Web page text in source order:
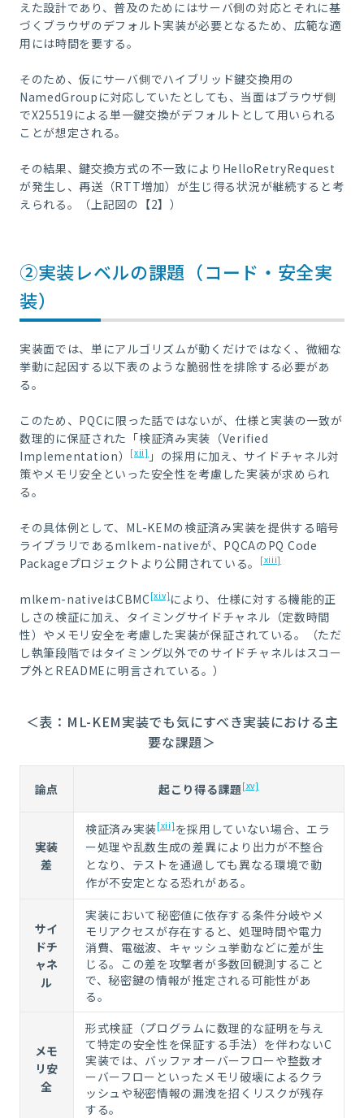
えた設計であり、普及のためにはサーバ側の対応とそれに基
づくブラウザのデフォルト実装が必要となるため、広範な適
用には時間を要する。
そのため、仮にサーバ側でハイブリッド鍵交換用の
NamedGroupに対応していたとしても、当面はブラウザ側
でX25519による単一鍵交換がデフォルトとして用いられる
ことが想定される。
その結果、鍵交換方式の不一致によりHelloRetryRequest
が発生し、再送（RTT増加）が生じ得る状況が継続すると考
えられる。（上記図の【2】）
②実装レベルの課題（コード・安全実
装）
実装面では、単にアルゴリズムが動くだけではなく、微細な
挙動に起因する以下表のような脆弱性を排除する必要があ
る。
このため、PQCに限った話ではないが、仕様と実装の一致が
数理的に保証された「検証済み実装（Verified
Implementation）
[xii]」の採用に加え、サイドチャネル対
策やメモリ安全といった安全性を考慮した実装が求められ
る。
その具体例として、ML-KEMの検証済み実装を提供する暗号
ライブラリであるmlkem-nativeが、PQCAのPQ Code
Packageプロジェクトより公開されている。
[xiii]
mlkem-nativeはCBMC[xiv]により、仕様に対する機能的正
しさの検証に加え、タイミングサイドチャネル（定数時間
性）やメモリ安全を考慮した実装が保証されている。（ただ
し執筆段階ではタイミング以外でのサイドチャネルはスコー
プ外とREADMEに明言されている。）
＜表：ML-KEM実装でも気にすべき実装における主
要な課題＞
論点 起こり得る課題 [xv]
実装
差
検証済み実装[xii]を採用していない場合、エラ
ー処理や乱数生成の差異により出力が不整合
となり、テストを通過しても異なる環境で動
作が不安定となる恐れがある。
サイ
ドチ
ャネ
ル
実装において秘密値に依存する条件分岐やメ
モリアクセスが存在すると、処理時間や電力
消費、電磁波、キャッシュ挙動などに差が生
じる。この差を攻撃者が多数回観測すること
で、秘密鍵の情報が推定される可能性があ
る。
メモ
リ安
全
形式検証（プログラムに数理的な証明を与え
て特定の安全性を保証する手法）を伴わないC
実装では、バッファオーバーフローや整数オ
ーバーフローといったメモリ破壊によるクラ
ッシュや秘密情報の漏洩を招くリスクが残存
する。